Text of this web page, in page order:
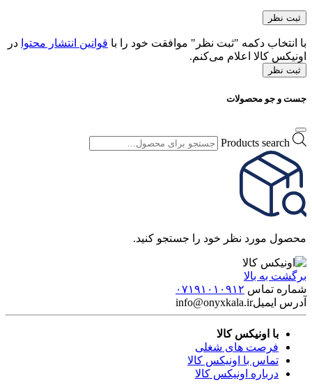
با انتخاب دکمه "ثبت نظر" موافقت خود را با قوانین انتشار محتوا در
اونیکس کالا اعلام می‌کنم.
ثبت نظر
جست و جو محصولات
Products search
محصول مورد نظر خود را جستجو کنید.
برگشت به بالا
شماره تماس ۰۷۱۹۱۰۱۰۹۱۲
آدرس ایمیلinfo@onyxkala.ir
با اونیکس کالا
فرصت های شغلی
تماس با اونیکس کالا
درباره اونیکس کالا